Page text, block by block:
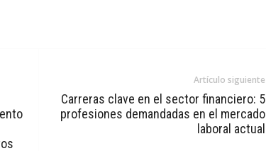
Artículo siguiente
Carreras clave en el sector financiero: 5
profesiones demandadas en el mercado
laboral actual